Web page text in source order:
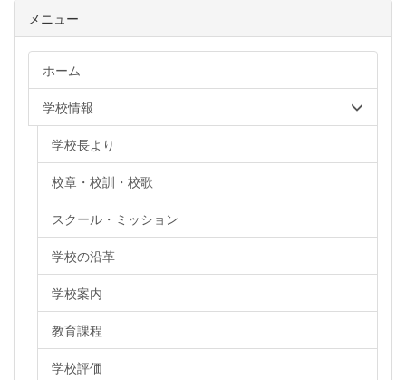
メニュー
ホーム
学校情報
学校長より
校章・校訓・校歌
スクール・ミッション
学校の沿革
学校案内
教育課程
学校評価